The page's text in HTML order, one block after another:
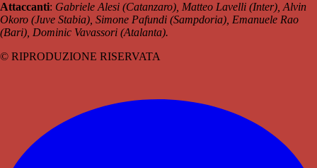
Attaccanti: Gabriele Alesi (Catanzaro), Matteo Lavelli (Inter), Alvin
Okoro (Juve Stabia), Simone Pafundi (Sampdoria), Emanuele Rao
(Bari), Dominic Vavassori (Atalanta).
© RIPRODUZIONE RISERVATA